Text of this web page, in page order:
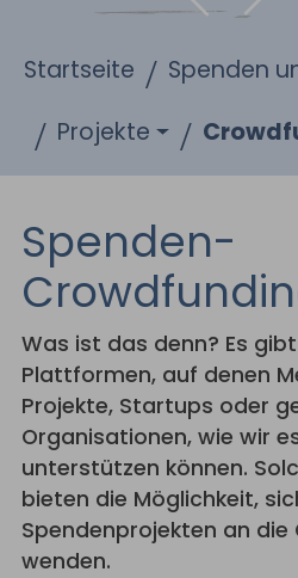
Startseite
Spenden
Projekte
Spenden-
Was ist das denn? Es
Plattformen, auf denen
Projekte, Startups oder
Organisationen, wie wir
unterstützen können.
bieten die Möglichkeit,
Spendenprojekten an die
wenden.